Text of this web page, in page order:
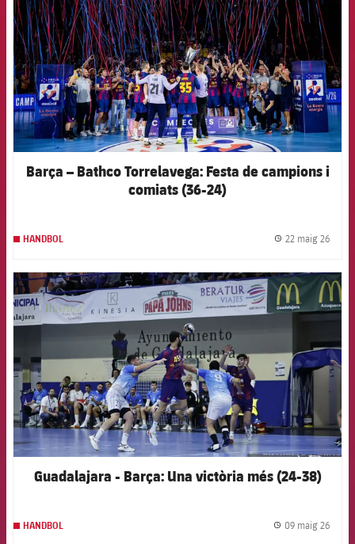
Barça – Bathco Torrelavega: Festa de campions i
comiats (36-24)
HANDBOL 22 maig 26
FCB Barcelona badge
Guadalajara - Barça: Una victòria més (24-38)
HANDBOL 09 maig 26